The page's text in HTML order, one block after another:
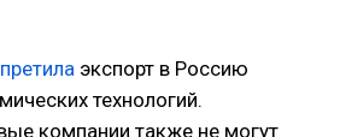
экспорт в Россию
технологий.
компании также не могут